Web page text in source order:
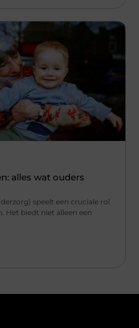
alles wat ouders
speelt een cruciale rol
Het biedt niet alleen een